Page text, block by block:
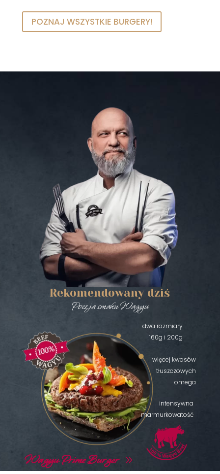
POZNAJ WSZYSTKIE BURGERY!
Rekomendowany dziś
Poezja smaku Wagyu
Wagyu Prime Burger
więcej kwasów
tłuszczowych
omega
intensywna
marmurkowatość
dwa rozmiary
160g i 200g